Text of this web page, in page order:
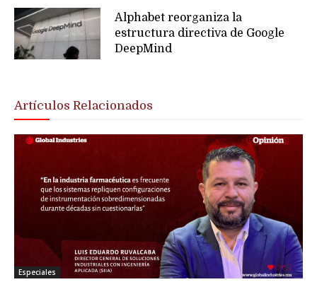
Alphabet reorganiza la
estructura directiva de Google
DeepMind
Artículos Relacionados
Especiales